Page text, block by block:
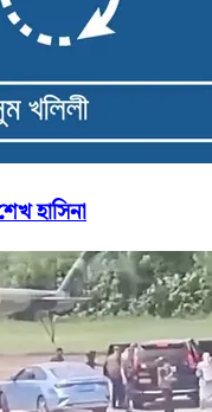
হাসিনা